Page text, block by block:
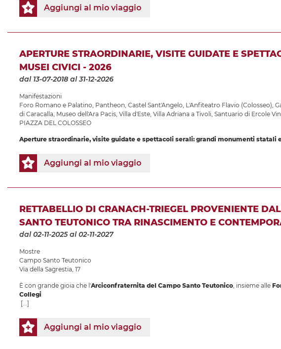
Aggiungi al mio viaggio
APERTURE STRAORDINARIE, VISITE GUIDATE E
MUSEI CIVICI - 2026
dal 13-07-2018 al 31-12-2026
Manifestazioni
Foro Romano e Palatino Pantheon Castel Sant'Angelo L'Anfiteatro Flavio (Colosseo)
di Caracalla Museo dell'Ara Pacis Villa d'Este Villa Adriana a Tivoli Santuario di Ercole
PIAZZA DEL COLOSSEO
Aperture straordinarie, visite guidate e spettacoli serali: grandi monumenti statali
Aggiungi al mio viaggio
RETTABELLIO DI CRANACH-TRIEGEL PROVENIENTE
SANTO TEUTONICO TRA RINASCIMENTO E
dal 02-11-2025al 02-11-2027
Mostre
Campo Santo Teutonico
Via della Sagrestia, 17
È con grande gioia che l'Arciconfraternita del Campo Santo Teutonico , insieme alle
Collegi
[...]
Aggiungi al mio viaggio